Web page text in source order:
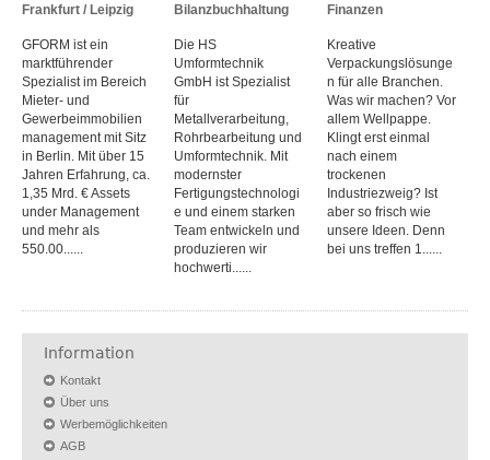
Frankfurt / Leipzig
GFORM ist ein
marktführender
Spezialist im Bereich
Mieter- und
Gewerbeimmobilien
management mit Sitz
in Berlin. Mit über 15
Jahren Erfahrung, ca.
1,35 Mrd. € Assets
under Management
und mehr als
550.00......
Bilanzbuchhaltung
Die HS
Umformtechnik
GmbH ist Spezialist
für
Metallverarbeitung,
Rohrbearbeitung und
Umformtechnik. Mit
modernster
Fertigungstechnologi
e und einem starken
Team entwickeln und
produzieren wir
hochwerti......
Finanzen
Kreative
Verpackungslösunge
n für alle Branchen.
Was wir machen? Vor
allem Wellpappe.
Klingt erst einmal
nach einem
trockenen
Industriezweig? Ist
aber so frisch wie
unsere Ideen. Denn
bei uns treffen 1......
Information
Kontakt
Über uns
Werbemöglichkeiten
AGB